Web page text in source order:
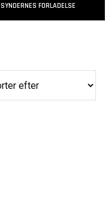
SYNDERNES FORLADELSE